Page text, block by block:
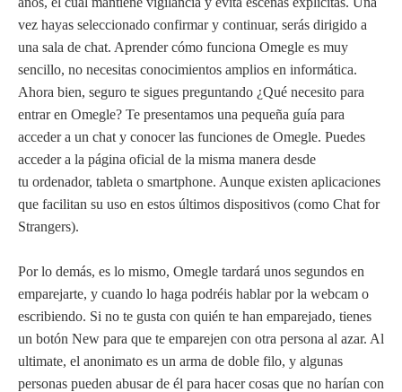
vez hayas seleccionado confirmar y continuar, serás dirigido a
una sala de chat. Aprender cómo funciona Omegle es muy
sencillo, no necesitas conocimientos amplios en informática.
Ahora bien, seguro te sigues preguntando ¿Qué necesito para
entrar en Omegle? Te presentamos una pequeña guía para
acceder a un chat y conocer las funciones de Omegle. Puedes
acceder a la página oficial de la misma manera desde
tu ordenador, tableta o smartphone. Aunque existen aplicaciones
que facilitan su uso en estos últimos dispositivos (como Chat for
Strangers).
Por lo demás, es lo mismo, Omegle tardará unos segundos en
emparejarte, y cuando lo haga podréis hablar por la webcam o
escribiendo. Si no te gusta con quién te han emparejado, tienes
un botón New para que te emparejen con otra persona al azar. Al
ultimate, el anonimato es un arma de doble filo, y algunas
personas pueden abusar de él para hacer cosas que no harían con